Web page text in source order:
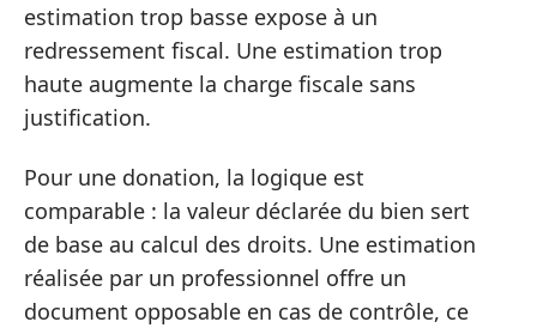
estimation trop basse expose à un
redressement fiscal. Une estimation trop
haute augmente la charge fiscale sans
justification.
Pour une donation, la logique est
comparable : la valeur déclarée du bien sert
de base au calcul des droits. Une estimation
réalisée par un professionnel offre un
document opposable en cas de contrôle, ce